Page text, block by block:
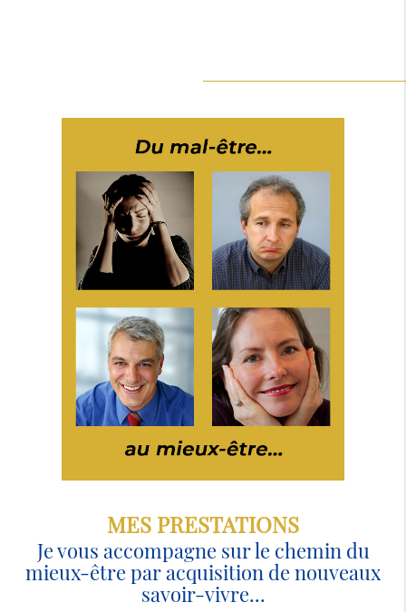
MES PRESTATIONS
Je vous accompagne sur le chemin du
mieux-être par acquisition de nouveaux
savoir-vivre...